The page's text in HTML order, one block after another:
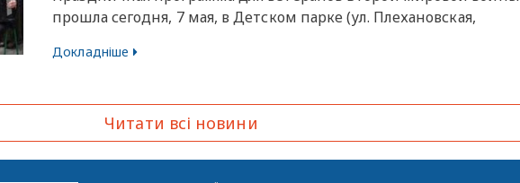
прошла сегодня, 7 мая, в Детском парке (ул. Плехановская,
Докладніше
Читати всі новини